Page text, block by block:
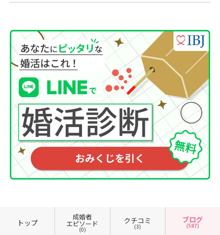
トップ
成婚者
エピソード
(0)
クチコミ
(3)
ブログ
(587)